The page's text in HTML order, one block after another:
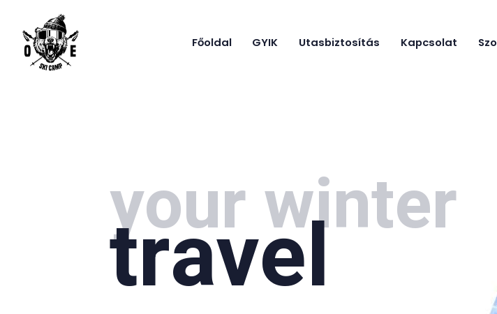
Főoldal GYIK Utasbiztosítás Kapcsolat
ÓE SKI
GYIK
ok
ÁSZF –
your winter
travel